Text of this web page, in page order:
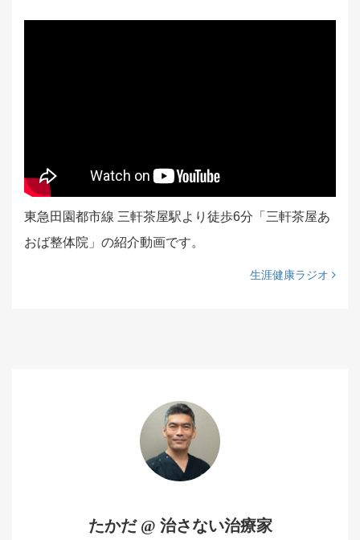
東急田園都市線 三軒茶屋駅より徒歩6分「三軒茶屋あ
おば整体院」の紹介動画です。
生涯健康ラジオ
たかだ @ 治さない治療家